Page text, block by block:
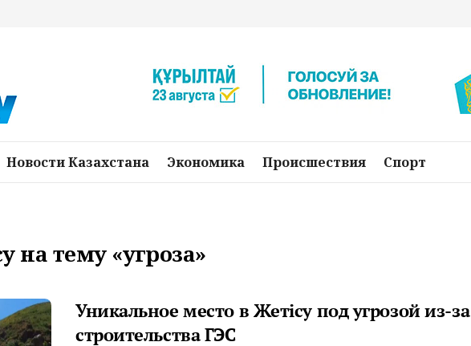
Новости Казахстана Экономика Происшествия Спорт
на тему «угроза»
Уникальное место в Жетісу под угрозой из-за
строительства ГЭС